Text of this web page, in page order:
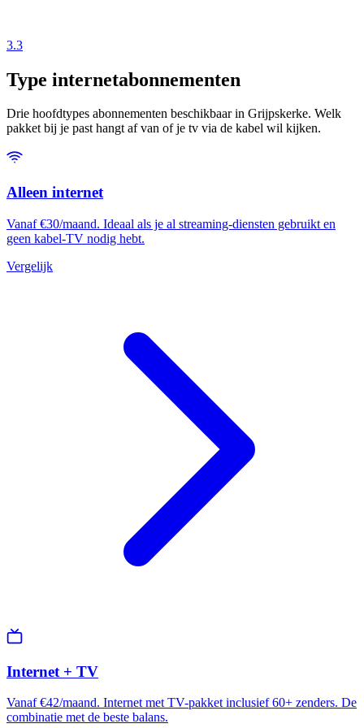
3.3
Type internetabonnementen
Drie hoofdtypes abonnementen beschikbaar in Grijpskerke. Welk
pakket bij je past hangt af van of je tv via de kabel wil kijken.
Alleen internet
Vanaf €30/maand. Ideaal als je al streaming-diensten gebruikt en
geen kabel-TV nodig hebt.
Vergelijk
Internet + TV
Vanaf €42/maand. Internet met TV-pakket inclusief 60+ zenders. De
combinatie met de beste balans.